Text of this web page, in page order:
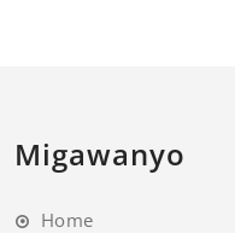
Migawanyo
Home